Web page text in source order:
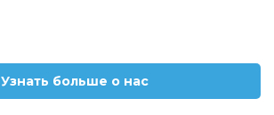
Узнать больше о нас